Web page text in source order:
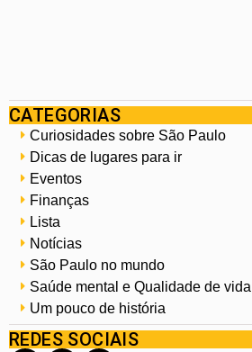
CATEGORIAS
Curiosidades sobre São Paulo
Dicas de lugares para ir
Eventos
Finanças
Lista
Notícias
São Paulo no mundo
Saúde mental e Qualidade de vida
Um pouco de história
REDES SOCIAIS